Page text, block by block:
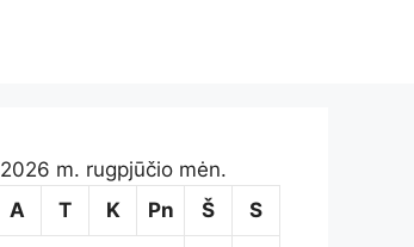
2026 m. rugpjūčio mėn.
A T K Pn Š S